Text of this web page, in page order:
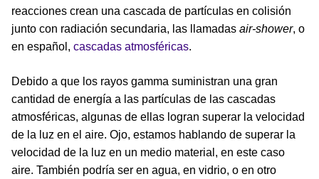
reacciones crean una cascada de partículas en colisión
junto con radiación secundaria, las llamadas air-shower, o
en español, cascadas atmosféricas.
Debido a que los rayos gamma suministran una gran
cantidad de energía a las partículas de las cascadas
atmosféricas, algunas de ellas logran superar la velocidad
de la luz en el aire. Ojo, estamos hablando de superar la
velocidad de la luz en un medio material, en este caso
aire. También podría ser en agua, en vidrio, o en otro